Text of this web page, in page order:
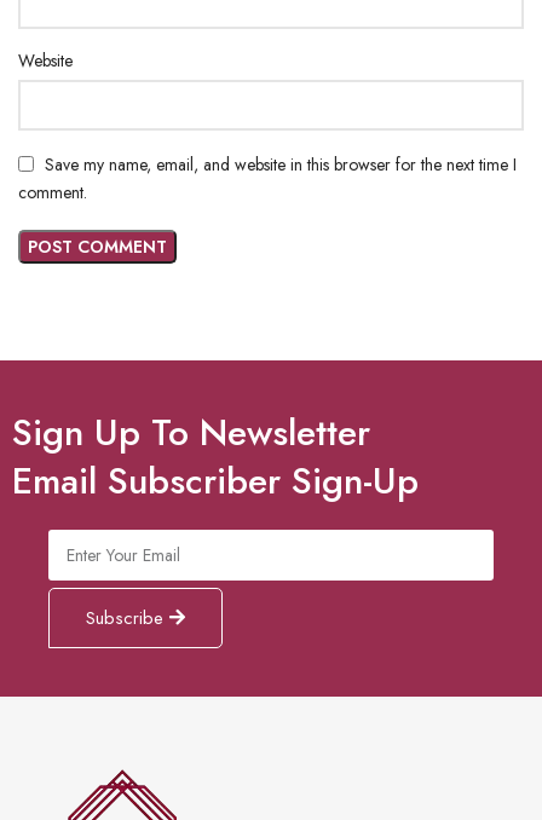
Website
Save my name, email, and website in this browser for the next time I
comment.
Sign Up To Newsletter
Email Subscriber Sign-Up
Subscribe